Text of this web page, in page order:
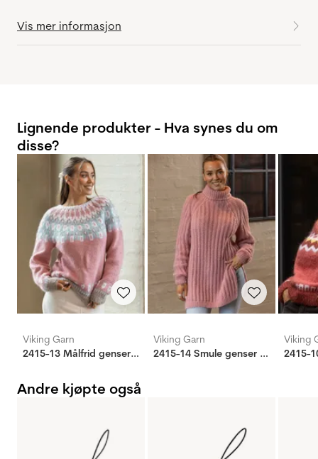
Vis mer informasjon
Lignende produkter - Hva synes du om
disse?
Viking Garn
2415-13 Målfrid genser by Mie Cappelen
Viking Garn
2415-14 Smule genser by Mie Cappelen
Viking
Andre kjøpte også